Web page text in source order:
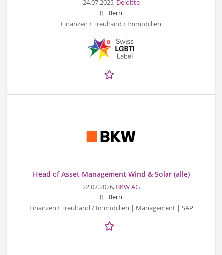
24.07.2026, Deloitte
Bern
Finanzen / Treuhand / Immobilien
Head of Asset Management Wind & Solar (alle)
22.07.2026, BKW AG
Bern
Finanzen / Treuhand / Immobilien | Management | SAP